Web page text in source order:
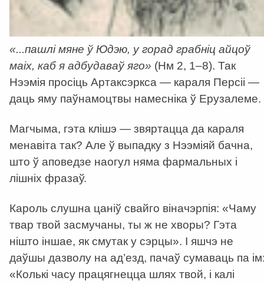
«...пашлі мяне ў Юдэю, у горад грабніц айцоў
маіх, каб я адбудаваў яго» (Нм 2, 1–8). Так
Нээмія просіць Артаксэркса — караля Персіі —
даць яму паўнамоцтвы намесніка ў Ерузалеме.
Магчыма, гэта клішэ — звяртацца да караля
менавіта так? Але ў выпадку з Нээміяй бачна,
што ў аповедзе наогул няма фармальных і
лішніх фразаў.
Кароль слушна цаніў свайго віначэрпія: «Чаму
твар твой засмучаны, ты ж не хворы? Гэта
нішто іншае, як смутак у сэрцы». І яшчэ не
даўшы дазволу на ад’езд, пачаў сумаваць па
«Колькі часу працягнецца шлях твой, і калі